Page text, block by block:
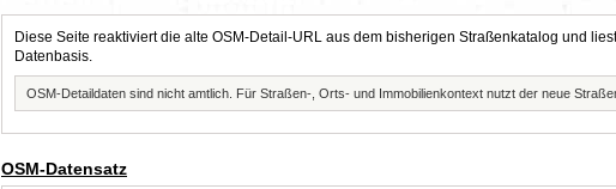
Diese Seite reaktiviert die alte OSM-Detail-URL aus dem bisherigen Straßenkatalog und
Datenbasis.
OSM-Detaildaten sind nicht amtlich. Für Straßen-, Orts- und Immobilienkontext nutzt der neue
OSM-Datensatz